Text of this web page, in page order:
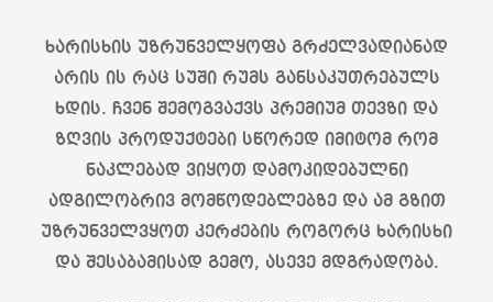
ხარისხის უზრუნველყოფა გრძელვადიანად
არის ის რაც სუში რუმს განსაკუთრებულს
ხდის. ჩვენ შემოგვაქვს პრემიუმ თევზი და
ზღვის პროდუქტები სწორედ იმიტომ რომ
ნაკლებად ვიყოთ დამოკიდებულნი
ადგილობრივ მომწოდებლებზე და ამ გზით
უზრუნველვყოთ კერძების როგორც ხარისხი
და შესაბამისად გემო, ასევე მდგრადობა.